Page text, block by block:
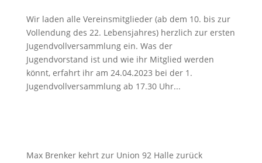
Wir laden alle Vereinsmitglieder (ab dem 10. bis zur
Vollendung des 22. Lebensjahres) herzlich zur ersten
Jugendvollversammlung ein. Was der
Jugendvorstand ist und wie ihr Mitglied werden
könnt, erfahrt ihr am 24.04.2023 bei der 1.
Jugendvollversammlung ab 17.30 Uhr...
Max Brenker kehrt zur Union 92 Halle zurück